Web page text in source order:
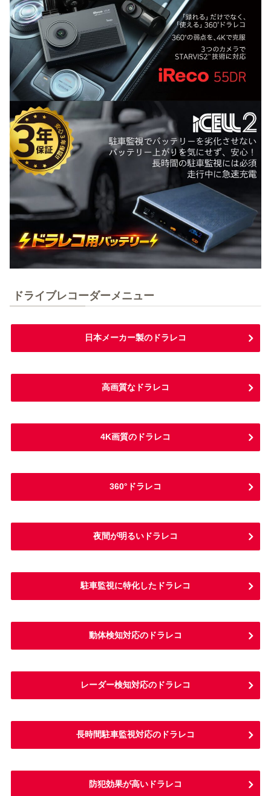
ドライブレコーダーメニュー
日本メーカー製のドラレコ
高画質なドラレコ
4K画質のドラレコ
360°ドラレコ
夜間が明るいドラレコ
駐車監視に特化したドラレコ
動体検知対応のドラレコ
レーダー検知対応のドラレコ
長時間駐車監視対応のドラレコ
防犯効果が高いドラレコ